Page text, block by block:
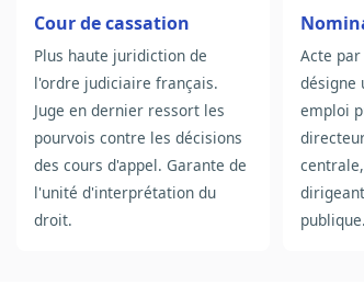
Cour de cassation
Plus haute juridiction de
l'ordre judiciaire français.
Juge en dernier ressort les
pourvois contre les décisions
des cours d'appel. Garante de
l'unité d'interprétation du
droit.
Acte
désigne
emploi